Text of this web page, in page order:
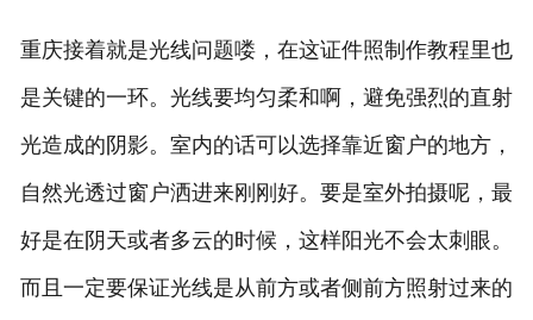
重庆接着就是光线问题喽，在这证件照制作教程里也
是关键的一环。光线要均匀柔和啊，避免强烈的直射
光造成的阴影。室内的话可以选择靠近窗户的地方，
自然光透过窗户洒进来刚刚好。要是室外拍摄呢，最
好是在阴天或者多云的时候，这样阳光不会太刺眼。
而且一定要保证光线是从前方或者侧前方照射过来的